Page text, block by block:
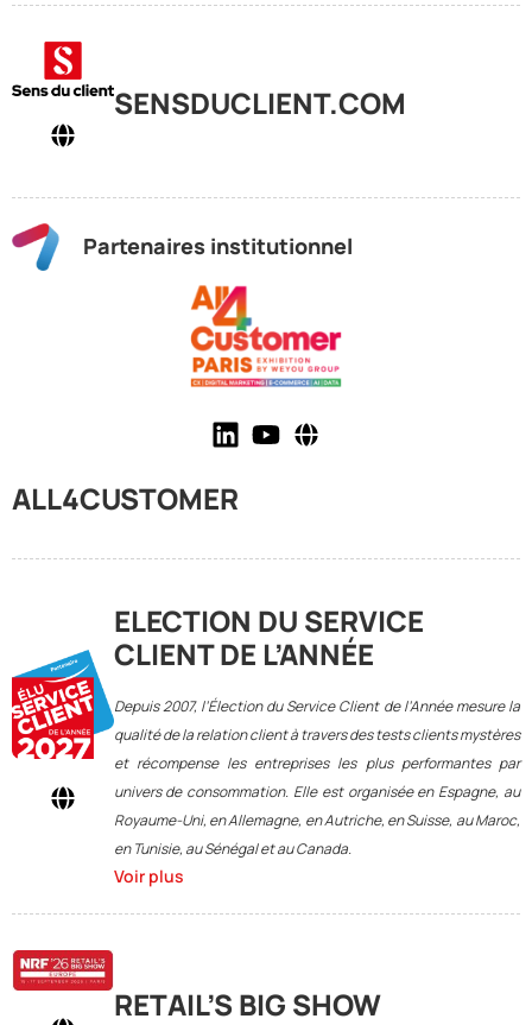
SENSDUCLIENT.COM
Partenaires institutionnel
ALL4CUSTOMER
ELECTION DU SERVICE
CLIENT DE L’ANNÉE
Depuis 2007, l’Élection du Service Client de l’Année mesure la
qualité de la relation client à travers des tests clients mystères
et récompense les entreprises les plus performantes par
univers de consommation. Elle est organisée en Espagne, au
Royaume-Uni, en Allemagne, en Autriche, en Suisse, au Maroc,
en Tunisie, au Sénégal et au Canada.
Voir plus
RETAIL’S BIG SHOW